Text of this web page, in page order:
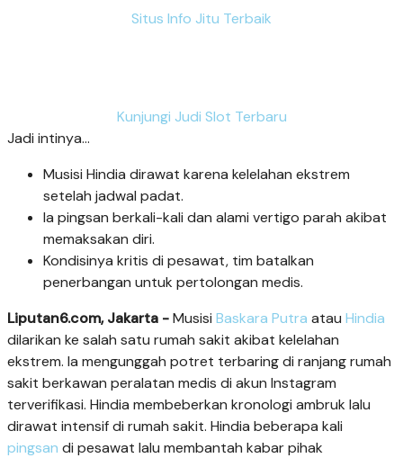
Situs Info Jitu Terbaik
Kunjungi Judi Slot Terbaru
Jadi intinya...
Musisi Hindia dirawat karena kelelahan ekstrem
setelah jadwal padat.
Ia pingsan berkali-kali dan alami vertigo parah akibat
memaksakan diri.
Kondisinya kritis di pesawat, tim batalkan
penerbangan untuk pertolongan medis.
Liputan6.com, Jakarta -Musisi Baskara Putra atau Hindia
dilarikan ke salah satu rumah sakit akibat kelelahan
ekstrem. Ia mengunggah potret terbaring di ranjang rumah
sakit berkawan peralatan medis di akun Instagram
terverifikasi. Hindia membeberkan kronologi ambruk lalu
dirawat intensif di rumah sakit. Hindia beberapa kali
pingsan di pesawat lalu membantah kabar pihak